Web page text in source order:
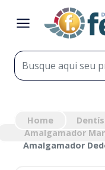
Home
Amalgamador
Amalgamador